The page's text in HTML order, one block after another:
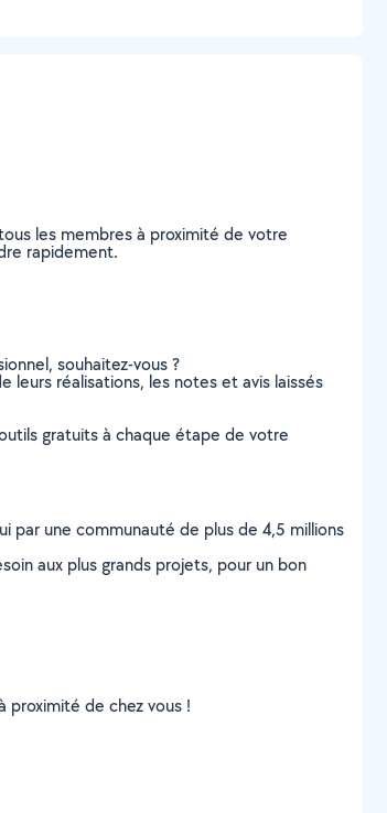
les membres à proximité de votre
rapidement.
souhaitez-vous ?
leurs réalisations, les notes et avis laissés
gratuits à chaque étape de votre
par une communauté de plus de 4,5 millions
aux plus grands projets, pour un bon
proximité de chez vous !